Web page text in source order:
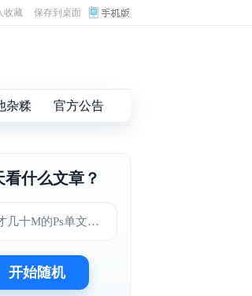
收藏 保存到桌面
杂糅 官方公告
看什么文章？
体积才几十M的Ps单文件版
开始随机